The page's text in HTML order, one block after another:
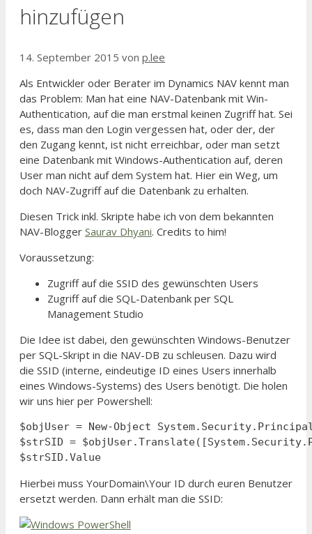
hinzufügen
14. September 2015 von p.lee
Als Entwickler oder Berater im Dynamics NAV kennt man
das Problem: Man hat eine NAV-Datenbank mit Win-
Authentication, auf die man erstmal keinen Zugriff hat. Sei
es, dass man den Login vergessen hat, oder der, der
den Zugang kennt, ist nicht erreichbar, oder man setzt
eine Datenbank mit Windows-Authentication auf, deren
User man nicht auf dem System hat. Hier ein Weg, um
doch NAV-Zugriff auf die Datenbank zu erhalten.
Diesen Trick inkl. Skripte habe ich von dem bekannten
NAV-Blogger Saurav Dhyani. Credits to him!
Voraussetzung:
Zugriff auf die SSID des gewünschten Users
Zugriff auf die SQL-Datenbank per SQL
Management Studio
Die Idee ist dabei, den gewünschten Windows-Benutzer
per SQL-Skript in die NAV-DB zu schleusen. Dazu wird
die SSID (interne, eindeutige ID eines Users innerhalb
eines Windows-Systems) des Users benötigt. Die holen
wir uns hier per Powershell:
$objUser = New-Object
$strSID =
$strSID.Value
Hierbei muss YourDomain\Your ID durch euren Benutzer
ersetzt werden. Dann erhält man die SSID: